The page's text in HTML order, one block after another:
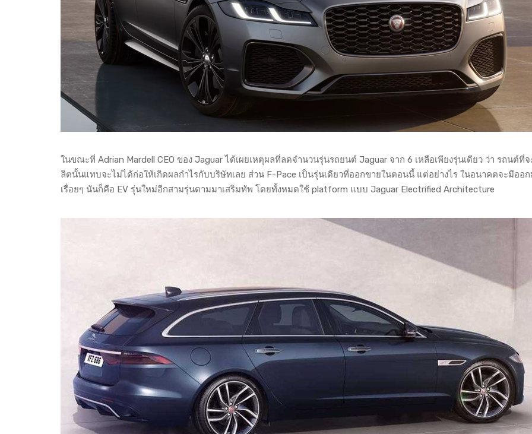
ในขณะที่ Adrian Mardell CEO ของ Jaguar ได้เผยเหตุผลที่ลดจำนวนรุ่นรถยนต์ Jaguar จาก 6 เหลือเพียงรุ่นเดียว ว่า รถนต์ที่
ลิตนั้นแทบจะไม่ได้ก่อให้เกิดผลกำไรกับบริษัทเลย ส่วน F-Pace เป็นรุ่นเดียวที่ออกขายในตอนนี้ แต่อย่างไร ในอนาคตจะมีออ
เรื่อยๆ นันก็คือ EV รุ่นใหม่อีกสามรุ่นตามมาเสริมทัพ โดยทั้งหมดใช้ platform แบบ Jaguar Electrified Architecture